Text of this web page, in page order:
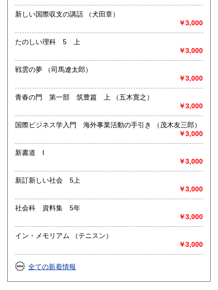
書籍の買取について
取り扱い分野
総記、哲学宗教、歴史、社会科学、自然科学、美術工芸、国
語国文、外国文学、古典籍、近代文献、趣味、外国書、サブ
カルチャー、古書一般（その他）
新しい国際収支の講話 （犬田章）
￥3,000
たのしい理科 5 上
￥3,000
戦雲の夢 （司馬遼太郎）
￥3,000
青春の門 第一部 筑豊篇 上 （五木寛之）
￥3,000
国際ビジネス学入門 海外事業活動の手引き （茂木友三郎）
￥3,000
新書道 I
￥3,000
新訂新しい社会 5上
￥3,000
社会科 資料集 5年
￥3,000
イン・メモリアム （テニスン）
￥3,000
全ての新着情報